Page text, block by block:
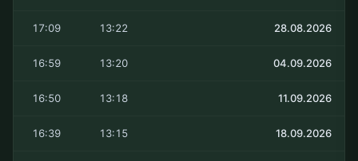
28.08.2026
13:22
17:09
04.09.2026
13:20
16:59
11.09.2026
13:18
16:50
18.09.2026
13:15
16:39